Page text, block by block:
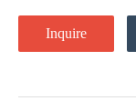
Inquire